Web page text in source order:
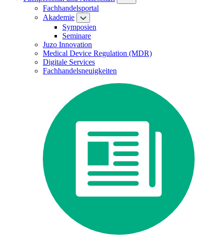
Fachhandelsportal
Akademie
Symposien
Seminare
Juzo Innovation
Medical Device Regulation (MDR)
Digitale Services
Fachhandelsneuigkeiten